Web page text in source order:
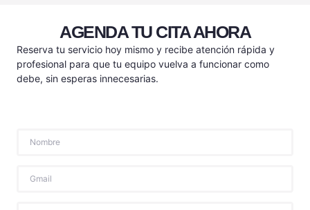
AGENDA TU CITA AHORA
Reserva tu servicio hoy mismo y recibe atención rápida y
profesional para que tu equipo vuelva a funcionar como
debe, sin esperas innecesarias.